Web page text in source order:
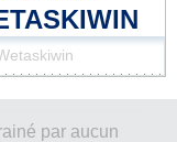
par aucun